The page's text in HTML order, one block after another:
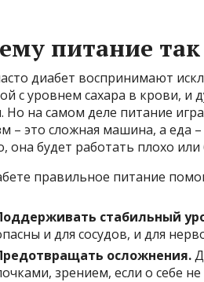
питание
диабет воспринимают
с уровнем сахара в крови,
Но на самом деле питание
– это сложная машина, а еда
она будет работать плохо
правильное питание
стабильный
и для сосудов, и для
осложнения.
зрением, если о себе не